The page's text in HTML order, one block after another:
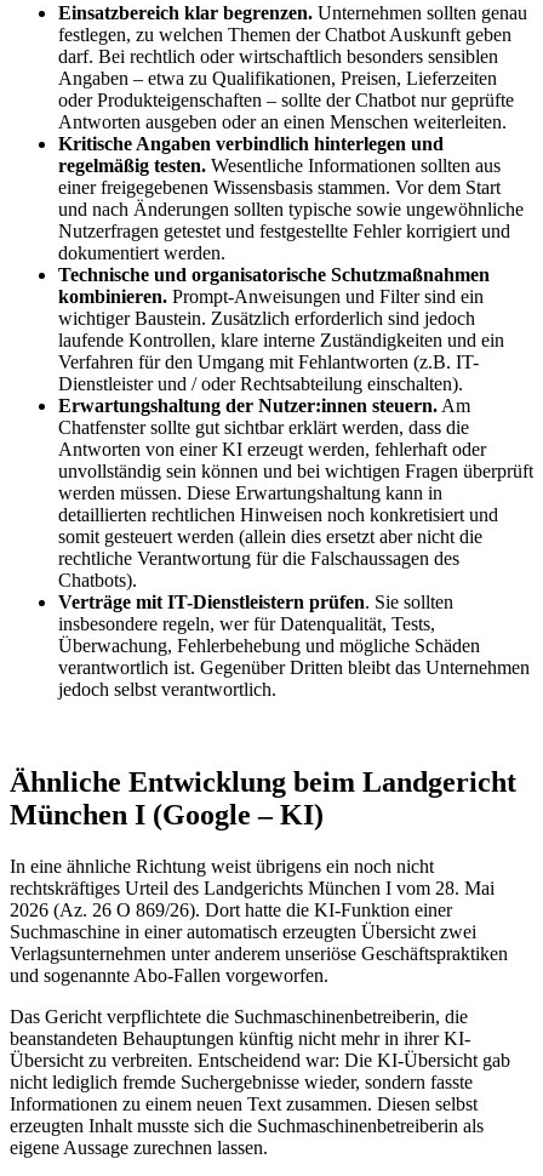
Einsatzbereich klar begrenzen. Unternehmen sollten genau
festlegen, zu welchen Themen der Chatbot Auskunft geben
darf. Bei rechtlich oder wirtschaftlich besonders sensiblen
Angaben – etwa zu Qualifikationen, Preisen, Lieferzeiten
oder Produkteigenschaften – sollte der Chatbot nur geprüfte
Antworten ausgeben oder an einen Menschen weiterleiten.
Kritische Angaben verbindlich hinterlegen und
regelmäßig testen. Wesentliche Informationen sollten aus
einer freigegebenen Wissensbasis stammen. Vor dem Start
und nach Änderungen sollten typische sowie ungewöhnliche
Nutzerfragen getestet und festgestellte Fehler korrigiert und
dokumentiert werden.
Technische und organisatorische Schutzmaßnahmen
kombinieren. Prompt-Anweisungen und Filter sind ein
wichtiger Baustein. Zusätzlich erforderlich sind jedoch
laufende Kontrollen, klare interne Zuständigkeiten und ein
Verfahren für den Umgang mit Fehlantworten (z.B. IT-
Dienstleister und / oder Rechtsabteilung einschalten).
Erwartungshaltung der Nutzer:innen steuern. Am
Chatfenster sollte gut sichtbar erklärt werden, dass die
Antworten von einer KI erzeugt werden, fehlerhaft oder
unvollständig sein können und bei wichtigen Fragen überprüft
werden müssen. Diese Erwartungshaltung kann in
detaillierten rechtlichen Hinweisen noch konkretisiert und
somit gesteuert werden (allein dies ersetzt aber nicht die
rechtliche Verantwortung für die Falschaussagen des
Chatbots).
Verträge mit IT-Dienstleistern prüfen. Sie sollten
insbesondere regeln, wer für Datenqualität, Tests,
Überwachung, Fehlerbehebung und mögliche Schäden
verantwortlich ist. Gegenüber Dritten bleibt das Unternehmen
jedoch selbst verantwortlich.
Ähnliche Entwicklung beim Landgericht
München I (Google – KI)
In eine ähnliche Richtung weist übrigens ein noch nicht
rechtskräftiges Urteil des Landgerichts München I vom 28. Mai
2026 (Az. 26 O 869/26). Dort hatte die KI-Funktion einer
Suchmaschine in einer automatisch erzeugten Übersicht zwei
Verlagsunternehmen unter anderem unseriöse Geschäftspraktiken
und sogenannte Abo-Fallen vorgeworfen.
Das Gericht verpflichtete die Suchmaschinenbetreiberin, die
beanstandeten Behauptungen künftig nicht mehr in ihrer KI-
Übersicht zu verbreiten. Entscheidend war: Die KI-Übersicht gab
nicht lediglich fremde Suchergebnisse wieder, sondern fasste
Informationen zu einem neuen Text zusammen. Diesen selbst
erzeugten Inhalt musste sich die Suchmaschinenbetreiberin als
eigene Aussage zurechnen lassen.